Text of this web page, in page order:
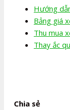
Hướng
Bảng giá
Thu mua
Thay ắc
Chia sẻ